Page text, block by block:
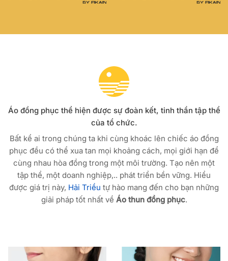
Áo đồng phục thể hiện được sự đoàn kết, tinh thần tập thể
của tổ chức.
Bất kể ai trong chúng ta khi cùng khoác lên chiếc áo đồng
phục đều có thể xua tan mọi khoảng cách, mọi giới hạn để
cùng nhau hòa đồng trong một môi trường. Tạo nên một
tập thể, một doanh nghiệp,.. phát triển bền vững. Hiểu
được giá trị này, Hải Triều tự hào mang đến cho bạn những
giải pháp tốt nhất về Áo thun đồng phục.